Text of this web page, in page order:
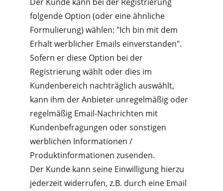
folgende Option (oder eine ähnliche
Formulierung) wählen: "Ich bin mit dem
Erhalt werblicher Emails einverstanden".
Sofern er diese Option bei der
Registrierung wählt oder dies im
Kundenbereich nachträglich auswählt,
kann ihm der Anbieter unregelmäßig oder
regelmäßig Email-Nachrichten mit
Kundenbefragungen oder sonstigen
werblichen Informationen /
Produktinformationen zusenden.
Der Kunde kann seine Einwilligung hierzu
jederzeit widerrufen, z.B. durch eine Email